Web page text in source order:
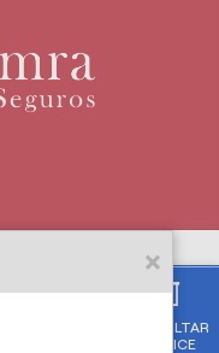
CONSULTAR
APÓLICE
PROPOSTA ONLINE